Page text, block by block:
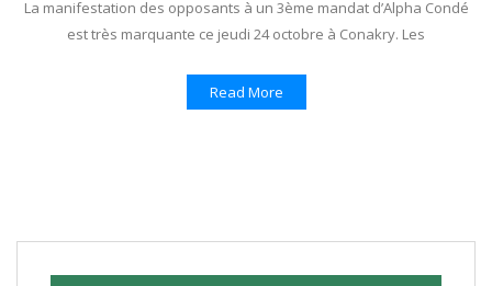
La manifestation des opposants à un 3ème mandat d’Alpha Condé
est très marquante ce jeudi 24 octobre à Conakry. Les
Read More